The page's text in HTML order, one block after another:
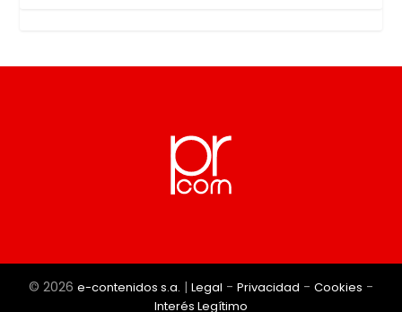
© 2026 e-contenidos s.a. | Legal - Privacidad - Cookies -
Interés Legítimo